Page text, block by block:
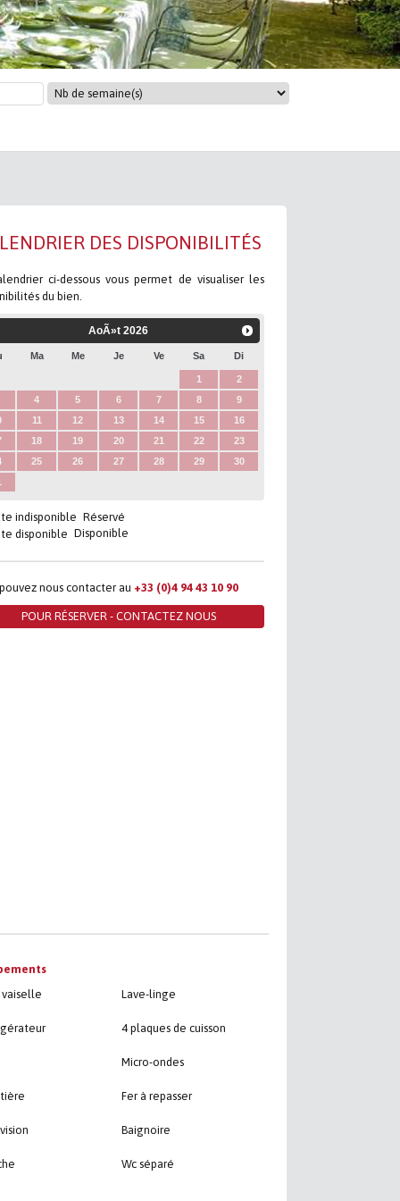
DES DISPONIBILITÉS
ci-dessous vous permet de visualiser les
du bien.
AoÃ»t 2026
Ma Me Je Ve Sa Di
1
2
4 5 6 7 8
9
11 12 13 14 15
16
18 19 20 21 22
23
25 26 27 28 29
30
Réservé
Disponible
nous contacter au +33 (0)4 94 43 10 90
POUR RÉSERVER - CONTACTEZ NOUS
vaiselle
Lave-linge
4 plaques de cuisson
Micro-ondes
Fer à repasser
Baignoire
Wc séparé